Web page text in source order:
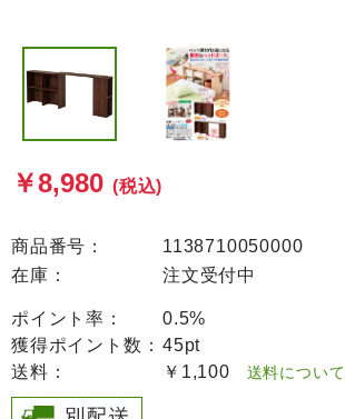
￥8,980 (税込)
商品番号：
1138710050000
在庫：
注文受付中
ポイント率：
0.5%
獲得ポイント数： 45pt
送料：
￥1,100 送料について